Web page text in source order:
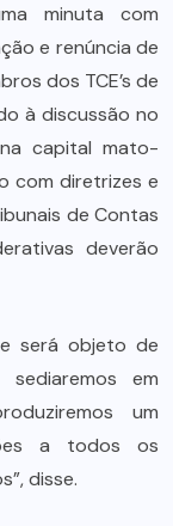
minuta com
e renúncia de
dos TCE’s de
à discussão no
capital mato-
com diretrizes e
de Contas
deverão
será objeto de
em
um
a todos os
disse.